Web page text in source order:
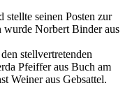
seinen Posten zur
wurde Norbert Binder aus
stellvertretenden
Pfeiffer aus Buch am
Weiner aus Gebsattel.